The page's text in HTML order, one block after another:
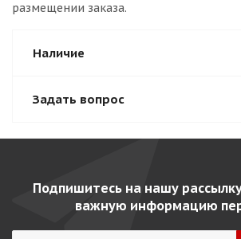
размещении заказа.
Наличие
Задать вопрос
Подпишитесь на нашу
важную информацию